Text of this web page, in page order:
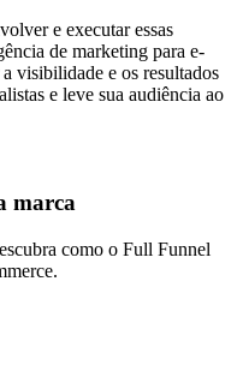
e executar essas
de marketing para e-
visibilidade e os resultados
e leve sua audiência ao
marca
como o Full Funnel